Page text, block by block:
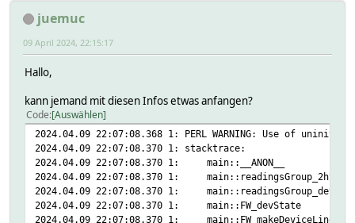
juemuc
09 April 2024, 22:15:17
Hallo,
kann jemand mit diesen Infos etwas anfangen?
Code Auswählen
2024.04.09 22:07:08.368 1: PERL WARNING: Use of
2024.04.09 22:07:08.370 1: stacktrace:
2024.04.09 22:07:08.370 1: main::__ANON__
2024.04.09 22:07:08.370 1:
2024.04.09 22:07:08.370 1:
2024.04.09 22:07:08.370 1: main::FW_devState
2024.04.09 22:07:08.370 1: